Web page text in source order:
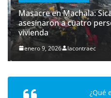
Masacre en Machala:
asesinaron a cuatro
vivienda
enero 9, 2026 lacontraec
¿Qué